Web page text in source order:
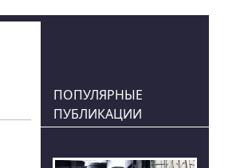
ПОПУЛЯРНЫЕ
ПУБЛИКАЦИИ